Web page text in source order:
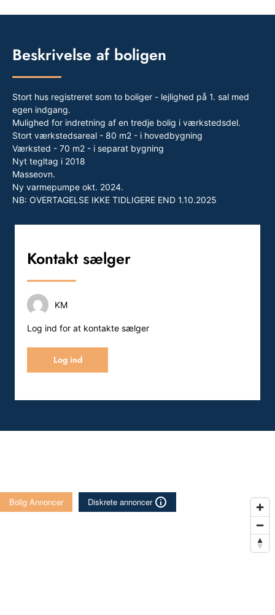
Beskrivelse af boligen
Stort hus registreret som to boliger - lejlighed på 1. sal med
egen indgang.
Mulighed for indretning af en tredje bolig i værkstedsdel.
Stort værkstedsareal - 80 m2 - i hovedbygning
Værksted - 70 m2 - i separat bygning
Nyt tegltag i 2018
Masseovn.
Ny varmepumpe okt. 2024.
NB: OVERTAGELSE IKKE TIDLIGERE END 1.10.2025
Kontakt sælger
KM
Log ind for at kontakte sælger
Log ind
Bolig Annoncer Diskrete annoncer